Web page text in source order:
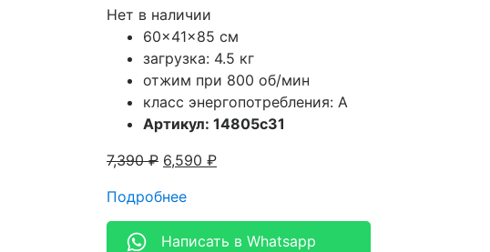
Нет в наличии
60x41x85 см
загрузка: 4.5 кг
отжим при 800 об/мин
класс энергопотребления: A
Артикул: 14805c31
7,390₽ 6,590 ₽
Подробнее
Написать в Whatsapp